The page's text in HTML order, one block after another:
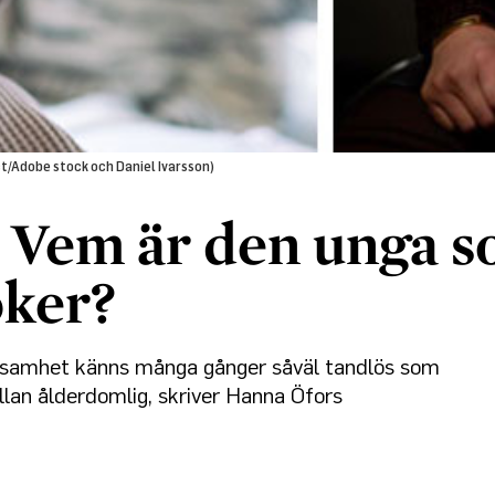
Adobe stock och Daniel Ivarsson)
Vem är den unga
känns många gånger såväl tandlös som
ålderdomlig, skriver Hanna Öfors